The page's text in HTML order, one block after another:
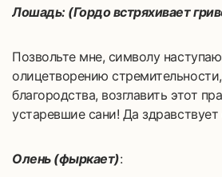
Лошадь: (Гордо встряхивает
Позвольте мне, символу
олицетворению
благородства, возглавить этот
устаревшие сани! Да
Олень (фыркает):